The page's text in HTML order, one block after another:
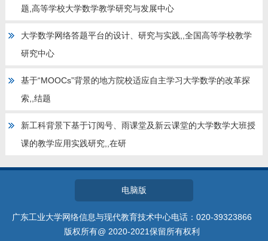
题,高等学校大学数学教学研究与发展中心
大学数学网络答题平台的设计、研究与实践,,全国高等学校教学
研究中心
基于“MOOCs”背景的地方院校适应自主学习大学数学的改革探
索,,结题
新工科背景下基于订阅号、雨课堂及新云课堂的大学数学大班授
课的教学应用实践研究,,在研
电脑版
广东工业大学网络信息与现代教育技术中心电话：020-39323866
版权所有@ 2020-2021保留所有权利